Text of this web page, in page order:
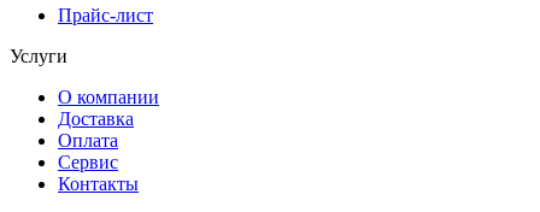
Прайс-лист
Услуги
О компании
Доставка
Оплата
Сервис
Контакты